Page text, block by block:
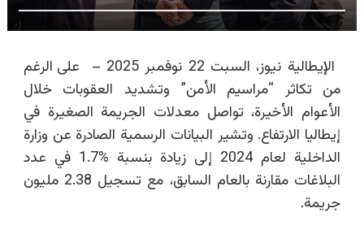
الإيطالية نيوز، السبت 22 نوفمبر 2025 –
على الرغم
من تكاثر “مراسيم الأمن” وتشديد العقوبات خلال
الأعوام الأخيرة، تواصل معدلات الجريمة الصغيرة في
إيطاليا الارتفاع. وتشير البيانات الرسمية الصادرة عن وزارة
الداخلية لعام 2024 إلى زيادة بنسبة
%
1.7 في عدد
البلاغات مقارنة بالعام السابق، مع تسجيل 2.38 مليون
جريمة.